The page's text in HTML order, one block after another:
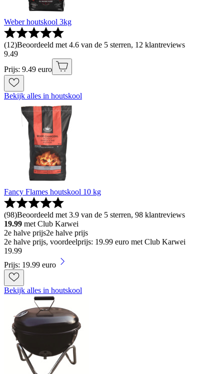
Weber houtskool 3kg
(12)Beoordeeld met 4.6 van de 5 sterren, 12 klantreviews
9.49
Prijs: 9.49 euro
Bekijk alles in houtskool
Fancy Flames houtskool 10 kg
(98)Beoordeeld met 3.9 van de 5 sterren, 98 klantreviews
19.99 met Club Karwei
2e halve prijs2e halve prijs
2e halve prijs, voordeelprijs: 19.99 euro met Club Karwei
19.99
Prijs: 19.99 euro
Bekijk alles in houtskool